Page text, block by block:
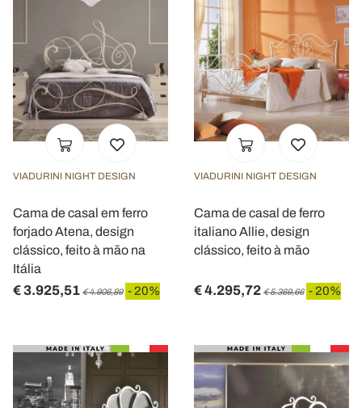
VIADURINI NIGHT DESIGN
Cama de casal em ferro
forjado Atena, design
clássico, feito à mão na
Itália
€ 3.925,51 € 4.906,89 - 20%
VIADURINI NIGHT DESIGN
Cama de casal de ferro
italiano Allie, design
clássico, feito à mão
€ 4.295,72 € 5.369,66 - 20%